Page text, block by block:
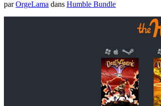
parOrgeLama dans Humble Bundle